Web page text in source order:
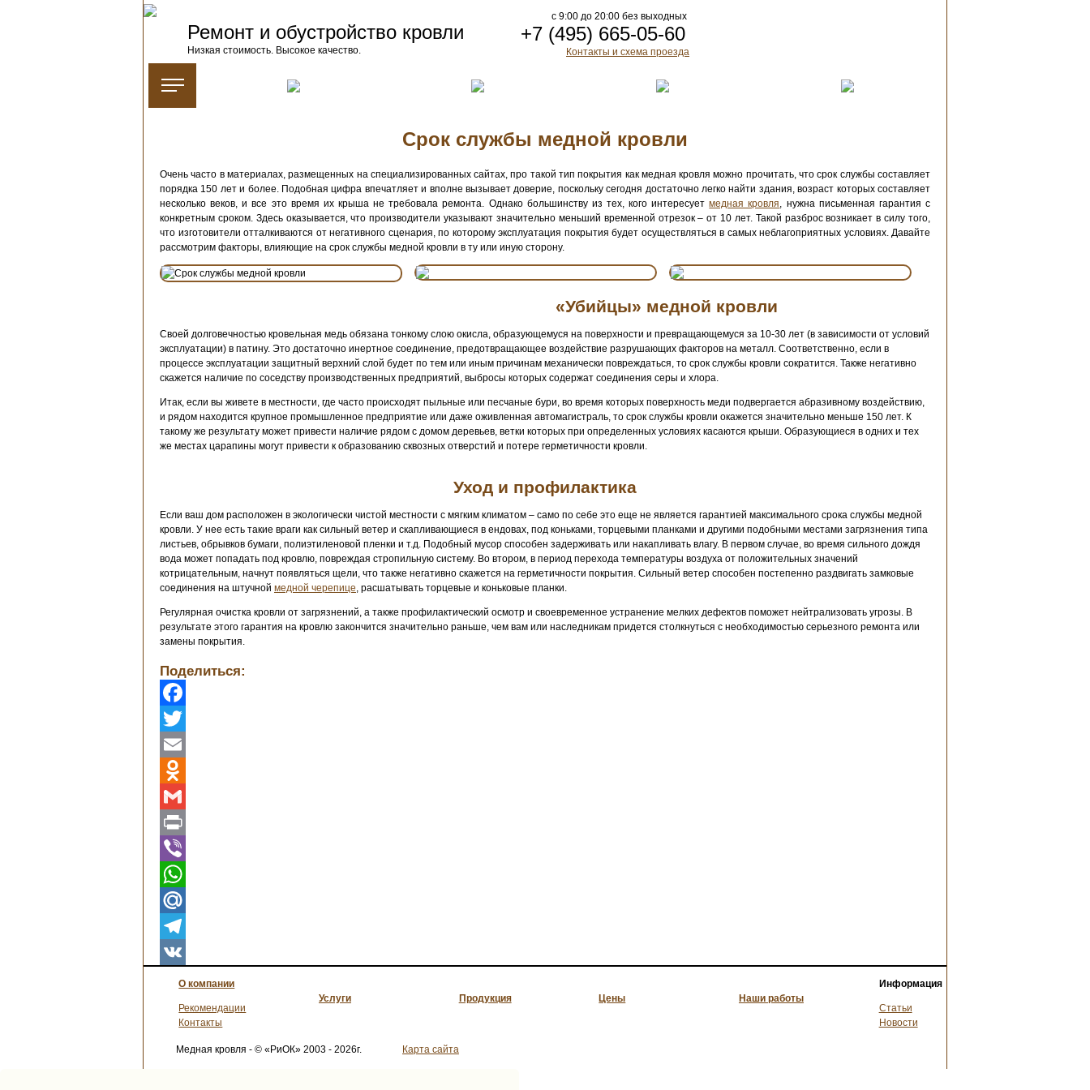
Ремонт и обустройство кровли
Низкая стоимость. Высокое качество.
c 9:00 до 20:00 без выходных
+7 (495) 665-05-60
Контакты и схема проезда
Срок службы медной кровли
Очень часто в материалах, размещенных на специализированных сайтах, про такой тип покрытия как медная кровля можно прочитать, что срок службы составляет
порядка 150 лет и более. Подобная цифра впечатляет и вполне вызывает доверие, поскольку сегодня достаточно легко найти здания, возраст которых составляет
несколько веков, и все это время их крыша не требовала ремонта. Однако большинству из тех, кого интересуетмедная кровля, нужна письменная гарантия с
конкретным сроком. Здесь оказывается, что производители указывают значительно меньший временной отрезок – от 10 лет. Такой разброс возникает в силу того,
что изготовители отталкиваются от негативного сценария, по которому эксплуатация покрытия будет осуществляться в самых неблагоприятных условиях. Давайте
рассмотрим факторы, влияющие на срок службы медной кровли в ту или иную сторону.
«Убийцы» медной кровли
Своей долговечностью кровельная медь обязана тонкому слою окисла, образующемуся на поверхности и превращающемуся за 10-30 лет (в зависимости от условий
эксплуатации) в патину. Это достаточно инертное соединение, предотвращающее воздействие разрушающих факторов на металл. Соответственно, если в
процессе эксплуатации защитный верхний слой будет по тем или иным причинам механически повреждаться, то срок службы кровли сократится. Также негативно
скажется наличие по соседству производственных предприятий, выбросы которых содержат соединения серы и хлора.
Итак, если вы живете в местности, где часто происходят пыльные или песчаные бури, во время которых поверхность меди подвергается абразивному воздействию,
и рядом находится крупное промышленное предприятие или даже оживленная автомагистраль, то срок службы кровли окажется значительно меньше 150 лет. К
такому же результату может привести наличие рядом с домом деревьев, ветки которых при определенных условиях касаются крыши. Образующиеся в одних и тех
же местах царапины могут привести к образованию сквозных отверстий и потере герметичности кровли.
Уход и профилактика
Если ваш дом расположен в экологически чистой местности с мягким климатом – само по себе это еще не является гарантией максимального срока службы медной
кровли. У нее есть такие враги как сильный ветер и скапливающиеся в ендовах, под коньками, торцевыми планками и другими подобными местами загрязнения типа
листьев, обрывков бумаги, полиэтиленовой пленки и т.д. Подобный мусор способен задерживать или накапливать влагу. В первом случае, во время сильного дождя
вода может попадать под кровлю, повреждая стропильную систему. Во втором, в период перехода температуры воздуха от положительных значений
котрицательным, начнут появляться щели, что также негативно скажется на герметичности покрытия. Сильный ветер способен постепенно раздвигать замковые
соединения на штучной медной черепице, расшатывать торцевые и коньковые планки.
Регулярная очистка кровли от загрязнений, а также профилактический осмотр и своевременное устранение мелких дефектов поможет нейтрализовать угрозы. В
результате этого гарантия на кровлю закончится значительно раньше, чем вам или наследникам придется столкнуться с необходимостью серьезного ремонта или
замены покрытия.
Поделиться:
Facebook
Twitter
Email
Odnoklassniki
Gmail
Print
Viber
WhatsApp
Mail.Ru
Telegram
О компании
Рекомендации
Контакты
Услуги Продукция Цены Наши работы
Информация
Статьи
Новости
Медная кровля - © «РиОК» 2003 - 2026г. Карта сайта